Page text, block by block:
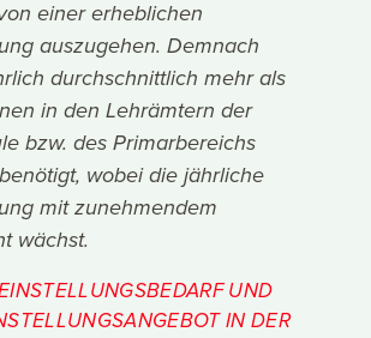
einer erheblichen
auszugehen. Demnach
durchschnittlich mehr als
in den Lehrämtern der
bzw. des Primarbereichs
wobei die jährliche
mit zunehmendem
wächst.
UND
IN DER